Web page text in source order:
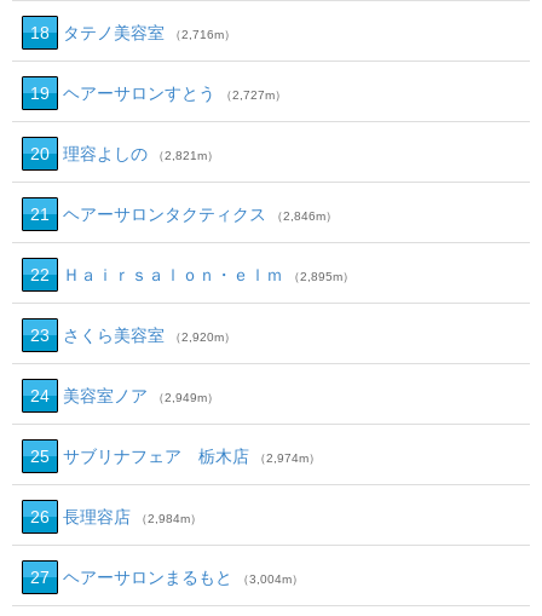
18 タテノ美容室 （2,716m）
19 ヘアーサロンすとう （2,727m）
20 理容よしの （2,821m）
21 ヘアーサロンタクティクス （2,846m）
22 Ｈａｉｒｓａｌｏｎ・ｅｌｍ （2,895m）
23 さくら美容室 （2,920m）
24 美容室ノア （2,949m）
25 サブリナフェア 栃木店 （2,974m）
26 長理容店 （2,984m）
27 ヘアーサロンまるもと （3,004m）